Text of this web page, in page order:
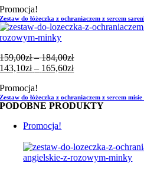
do
184,00zł
143,10zł
do
Promocja!
Zestaw do łóżeczka z ochraniaczem z sercem
159,00zł – 184,00złZakres
cen:
do
184,00zł
143,10zł – 165,60złZakres
143,10zł
do
Promocja!
Zestaw do łóżeczka z ochraniaczem z sercem
PODOBNE PRODUKTY
Promocja!